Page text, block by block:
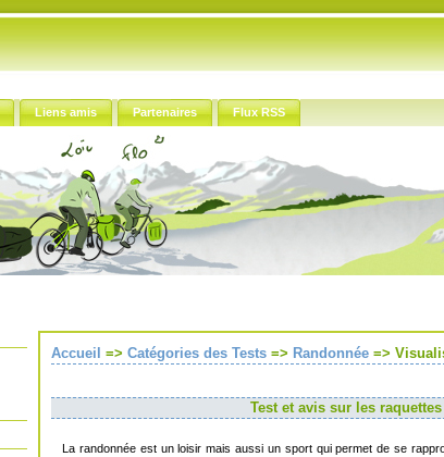
Liens amis Partenaires Flux RSS
Accueil => Catégories des Tests => Randonnée =>
Test et avis sur les
La randonnée est un loisir mais aussi un sport qui permet de se